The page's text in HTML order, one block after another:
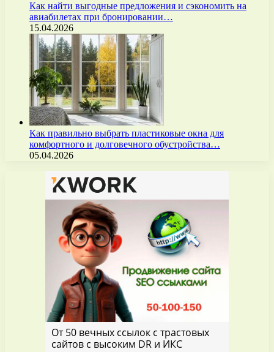
Как найти выгодные предложения и сэкономить на
авиабилетах при бронировании…
15.04.2026
Как правильно выбрать пластиковые окна для
комфортного и долговечного обустройства…
05.04.2026